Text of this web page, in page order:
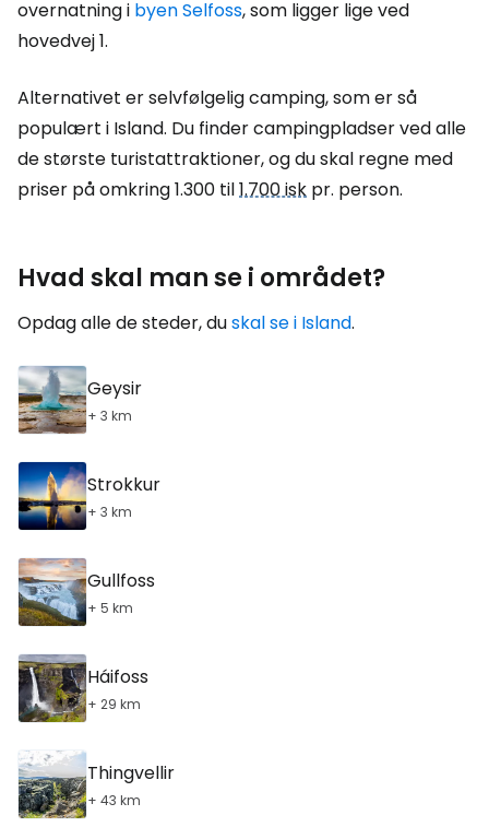
overnatning i byen Selfoss, som ligger lige ved
hovedvej 1.
Alternativet er selvfølgelig camping, som er så
populært i Island. Du finder campingpladser ved alle
de største turistattraktioner, og du skal regne med
priser på omkring 1.300 til1.700 isk pr. person.
Hvad skal man se i området?
Opdag alle de steder, duskal se i Island.
Geysir
+ 3 km
Strokkur
+ 3 km
Gullfoss
+ 5 km
Háifoss
+ 29 km
Thingvellir
+ 43 km